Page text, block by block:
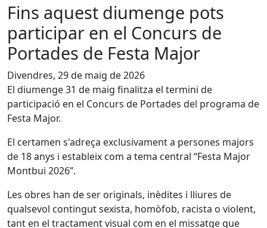
Fins aquest diumenge pots
participar en el Concurs de
Portades de Festa Major
Divendres, 29 de maig de 2026
El diumenge 31 de maig finalitza el termini de
participació en el Concurs de Portades del programa de
Festa Major.
El certamen s'adreça exclusivament a persones majors
de 18 anys i estableix com a tema central “Festa Major
Montbui 2026”.
Les obres han de ser originals, inèdites i lliures de
qualsevol contingut sexista, homòfob, racista o violent,
tant en el tractament visual com en el missatge que